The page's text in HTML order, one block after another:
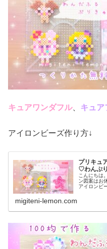
キュアワンダフル、 キュア
アイロンビーズ作り方↓
プリキュ
♡わんぷ
こんにちは
ン図案はお
アイロンビ
migiteni-lemon.com